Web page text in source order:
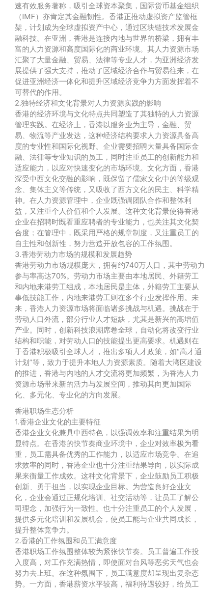
速有效服务著称，吸引全球资本聚集，国际货币基金组织
（IMF）亦肯定其金融韧性。香港正推动虚拟资产监管框
架，计划成为全球虚拟资产中心，通过区块链技术发展金
融科技。在亚洲，香港是连接内地与世界的桥梁，拥有丰
富的人力资源和高度国际化的商业环境。其人力资源市场
汇聚了大量金融、贸易、法律等专业人才，为亚洲经济发
展提供了强大支持，推动了区域经济合作与贸易往来，在
促进亚洲经济一体化和提升区域经济竞争力方面发挥着不
可替代的作用。
2.独特经济和文化背景对人力资源实践的影响
香港的经济环境与文化特点共同塑造了其独特的人力资源
管理实践。在经济上，香港以服务业为主导，金融、贸
易、物流等产业发达，这种经济结构要求人力资源具备高
度的专业性和国际化视野。企业需要招聘大量具备国际金
融、法律等专业知识的员工，同时注重员工的创新能力和
适应能力，以应对快速变化的市场环境。文化方面，香港
深受中西文化交融的影响，既保留了儒家文化中的等级观
念、集体主义等传统，又吸收了西方文化的民主、科学精
神。在人力资源管理中，企业既强调团队合作和整体利
益，又注重个人价值和个人发展。这种文化背景使得香港
企业在招聘时既看重应聘者的专业能力，也关注其文化契
合度；在管理中，既采用严格的规章制度，又注重员工的
自主性和创新性，努力营造开放包容的工作氛围。
3.香港劳动力市场的规模和发展趋势
香港劳动力市场规模庞大，拥有约740万人口，其中劳动力
参与率高达70%。劳动力市场主要由本地居民、外籍劳工
和内地来港劳工组成，本地居民是主体，外籍劳工主要从
事低技能工作，内地来港劳工则在多个行业发挥作用。未
来，香港人力资源市场将面临诸多挑战与机遇。挑战在于
劳动人口外流，部分行业人才短缺，尤其是新兴的高增值
产业。同时，创新科技浪潮席卷全球，自动化将改变行业
结构和职能，对劳动人口的技能提出更高要求。机遇则在
于香港积极吸引全球人才，推出多项人才政策，如“高才通
计划”等，致力于提升本地人力资源素质。随着大湾区建设
的推进，香港与内地的人才交流将更加频繁，为香港人力
资源市场带来新的活力与发展空间，推动其向更加国际
化、多元化、专业化的方向发展。
香港职场生态分析
1.香港企业文化的主要特征
香港企业文化兼具中西特色，以强调效率和注重结果为明
显特点。在香港的快节奏商业环境中，企业对效率极为看
重，员工需具备优秀的工作能力，以适应市场竞争。在追
求效率的同时，香港企业也十分注重结果导向，以实际成
果来衡量工作成效。这种文化背景下，企业鼓励员工积极
创新、勇于担当，以实现企业目标。为营造良好企业文
化，企业会通过正规化培训、社交活动等，让员工了解公
司理念，加强行为一致性。也十分注重员工的个人发展，
提供多元化培训和发展机会，使员工能与企业共同成长，
提升整体竞争力。
2.香港的工作氛围和员工满意度
香港职场工作氛围整体较为紧张快节奏。员工普遍工作投
入度高，对工作充满热情，即使面对台风等恶劣天气也会
努力去上班。在这种氛围下，员工满意度却呈现出复杂态
势。一方面，香港薪资水平较高，福利待遇较好，给员工